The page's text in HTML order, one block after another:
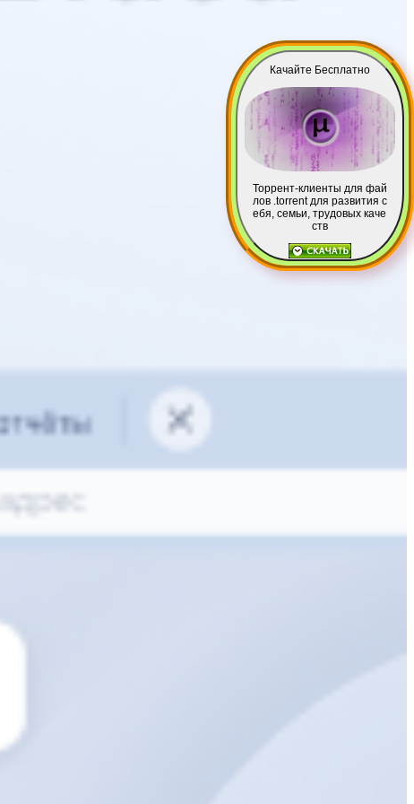
Качайте Бесплатно
Торрент-клиенты для фай
лов .torrent для развития с
ебя, семьи, трудовых каче
ств